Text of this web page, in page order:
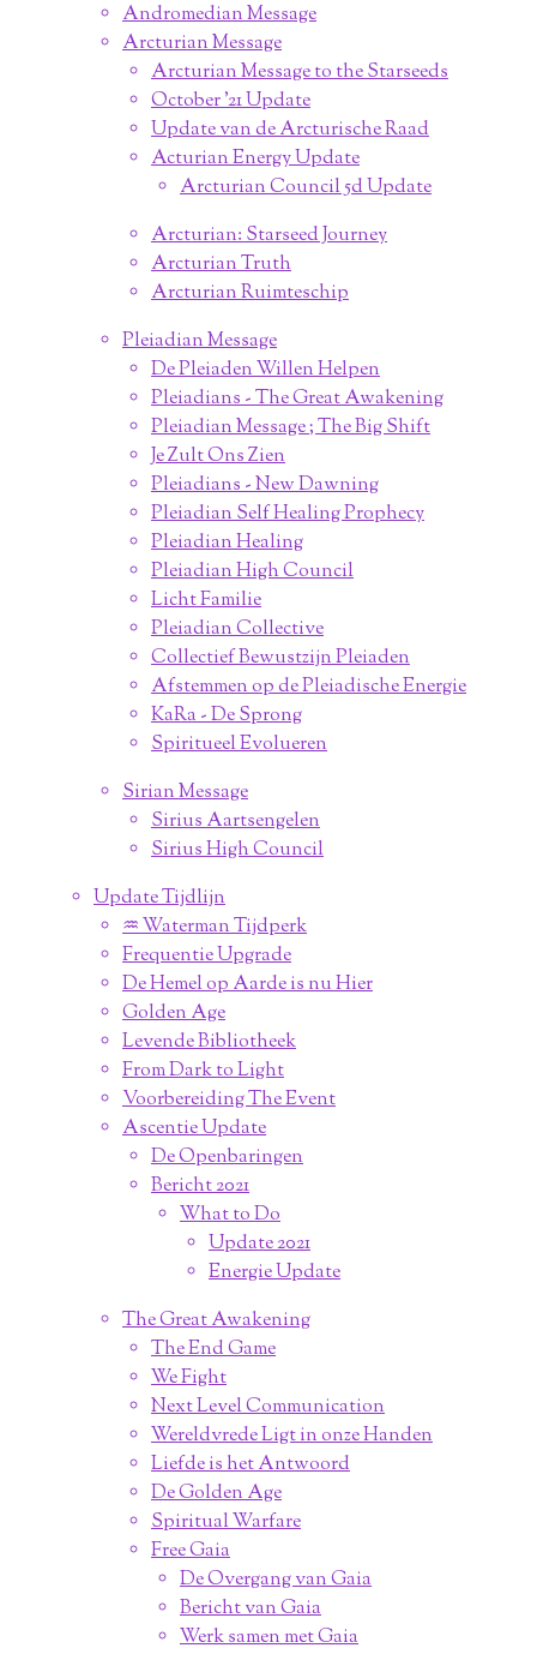
Andromedian Message
Arcturian Message
Arcturian Message to the Starseeds
October '21 Update
Update van de Arcturische Raad
Acturian Energy Update
Arcturian Council 5d Update
Arcturian: Starseed Journey
Arcturian Truth
Arcturian Ruimteschip
Pleiadian Message
De Pleiaden Willen Helpen
Pleiadians - The Great Awakening
Pleiadian Message ; The Big Shift
Je Zult Ons Zien
Pleiadians - New Dawning
Pleiadian Self Healing Prophecy
Pleiadian Healing
Pleiadian High Council
Licht Familie
Pleiadian Collective
Collectief Bewustzijn Pleiaden
Afstemmen op de Pleiadische Energie
KaRa - De Sprong
Spiritueel Evolueren
Sirian Message
Sirius Aartsengelen
Sirius High Council
Update Tijdlijn
♒︎ Waterman Tijdperk
Frequentie Upgrade
De Hemel op Aarde is nu Hier
Golden Age
Levende Bibliotheek
From Dark to Light
Voorbereiding The Event
Ascentie Update
De Openbaringen
Bericht 2021
What to Do
Update 2021
Energie Update
The Great Awakening
The End Game
We Fight
Next Level Communication
Wereldvrede Ligt in onze Handen
Liefde is het Antwoord
De Golden Age
Spiritual Warfare
Free Gaia
De Overgang van Gaia
Bericht van Gaia
Werk samen met Gaia